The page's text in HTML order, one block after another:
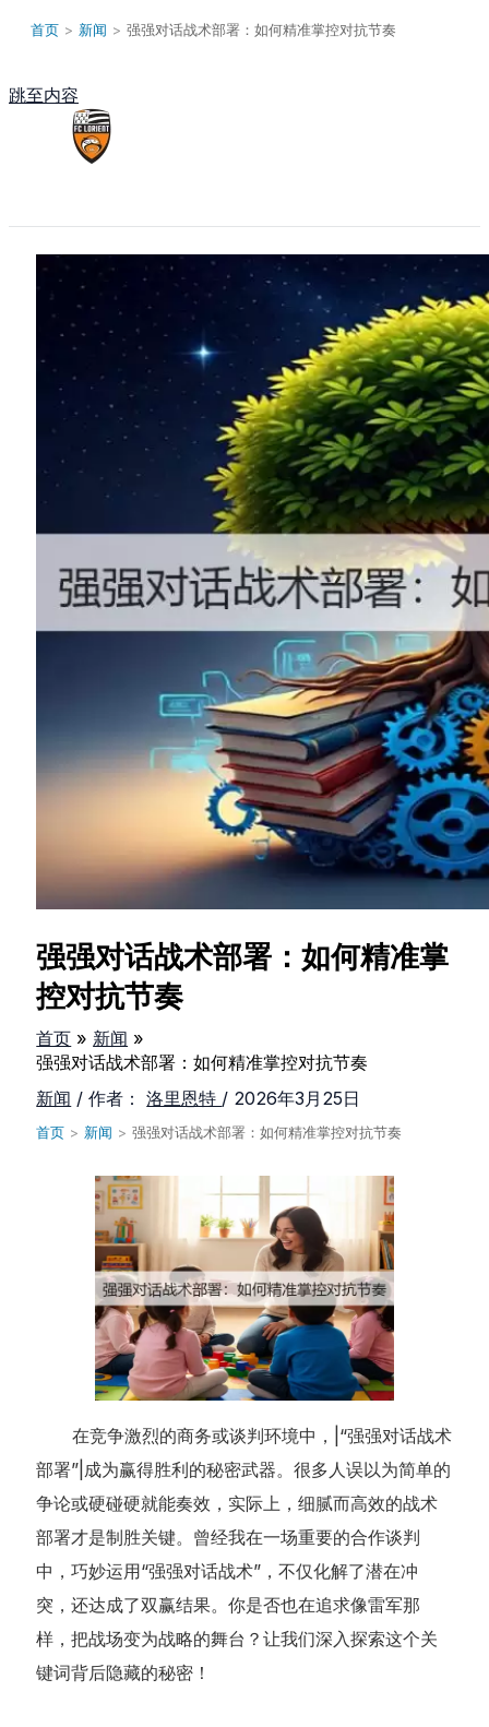
首页 > 新闻 > 强强对话战术部署：如何精准掌控对抗节奏
跳至内容
强强对话战术部署：如何精准掌
控对抗节奏
首页
新闻
强强对话战术部署：如何精准掌控对抗节奏
新闻 / 作者： 洛里恩特 / 2026年3月25日
首页 > 新闻 > 强强对话战术部署：如何精准掌控对抗节奏
在竞争激烈的商务或谈判环境中，|“强强对话战术
部署”|成为赢得胜利的秘密武器。很多人误以为简单的
争论或硬碰硬就能奏效，实际上，细腻而高效的战术
部署才是制胜关键。曾经我在一场重要的合作谈判
中，巧妙运用“强强对话战术”，不仅化解了潜在冲
突，还达成了双赢结果。你是否也在追求像雷军那
样，把战场变为战略的舞台？让我们深入探索这个关
键词背后隐藏的秘密！